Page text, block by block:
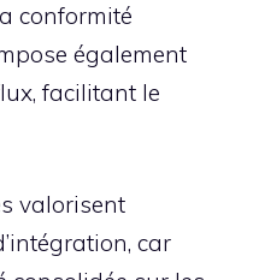
conformité
également
facilitant le
valorisent
car